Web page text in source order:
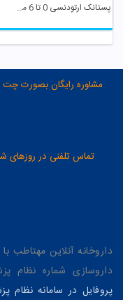
پستانک ارتودنسی 0 تا 6 ماه 7032 صورتی نیو نی نی
داروخانه آنلاین مهتاطب
داروسازی شماره نظام پزشکی: د-3247،
پروفایل در سامانه نظام